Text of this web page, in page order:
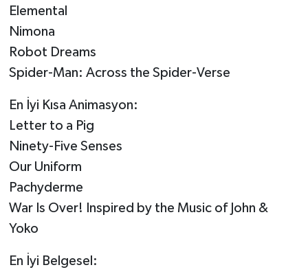
Elemental
Nimona
Robot Dreams
Spider-Man: Across the Spider-Verse
En İyi Kısa Animasyon:
Letter to a Pig
Ninety-Five Senses
Our Uniform
Pachyderme
War Is Over! Inspired by the Music of John &
Yoko
En İyi Belgesel: